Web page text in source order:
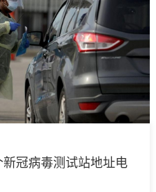
快
而
做
出
不
负
担
率冠病毒测试站地址电